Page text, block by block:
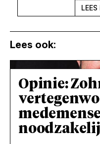
Lees ook:
Opinie: